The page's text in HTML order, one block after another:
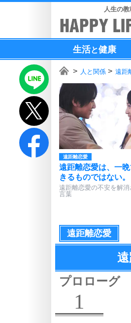
人生の
生活と健康
人と関係 遠距
遠距離恋愛
遠距離恋愛は、一
きるものではない。
遠距離恋愛の不安を解
言葉
遠距離恋愛
プロローグ
1